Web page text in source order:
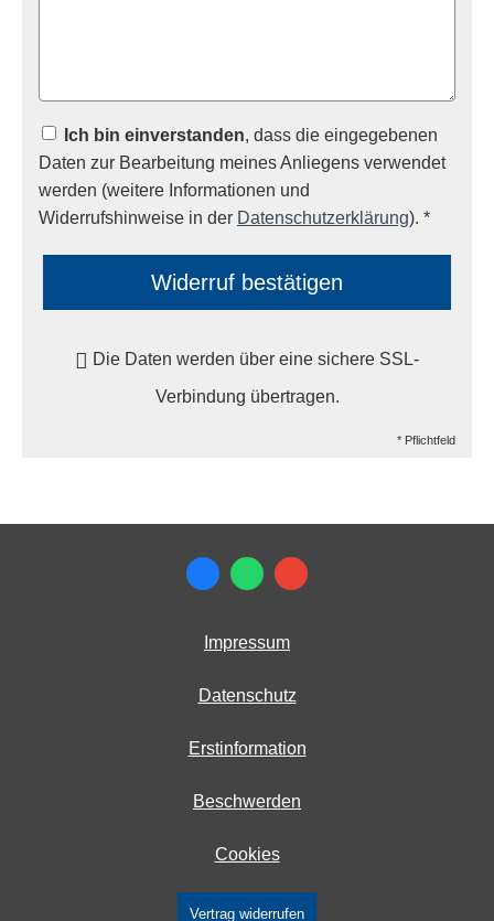
Ich bin einverstanden, dass die eingegebenen
Daten zur Bearbeitung meines Anliegens verwendet
werden (weitere Informationen und
Widerrufshinweise in der Datenschutzerklärung). *
Widerruf bestätigen
Die Daten werden über eine sichere SSL-
Verbindung übertragen.
* Pflichtfeld
Impressum
Datenschutz
Erstinformation
Beschwerden
Cookies
Vertrag widerrufen